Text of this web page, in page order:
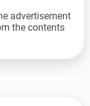
advertisement
the contents